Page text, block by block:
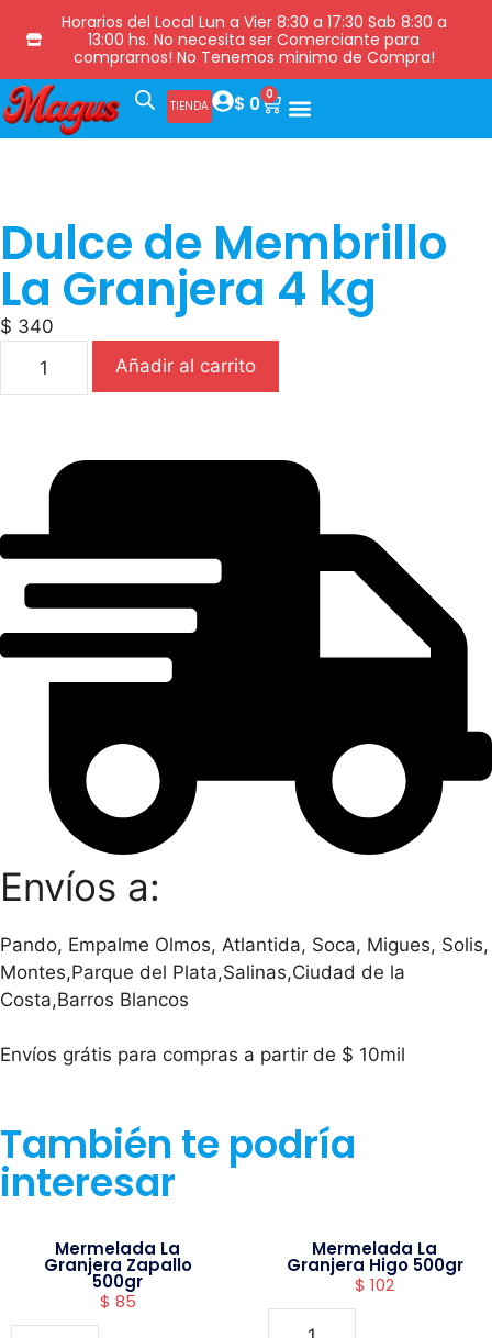
Horarios del Local Lun a Vier 8:30 a 17:30 Sab 8:30 a
13:00 hs. No necesita ser Comerciante para
comprarnos! No Tenemos minimo de Compra!
TIENDA $ 0 0
Dulce de Membrillo
La Granjera 4 kg
$ 340
Añadir al carrito
Envíos a:
Pando, Empalme Olmos, Atlantida, Soca, Migues, Solis,
Montes,Parque del Plata,Salinas,Ciudad de la
Costa,Barros Blancos
Envíos grátis para compras a partir de $ 10mil
También te podría
interesar
Mermelada La
Granjera Zapallo
500gr
$ 85
Mermelada La
Granjera Higo 500gr
$ 102